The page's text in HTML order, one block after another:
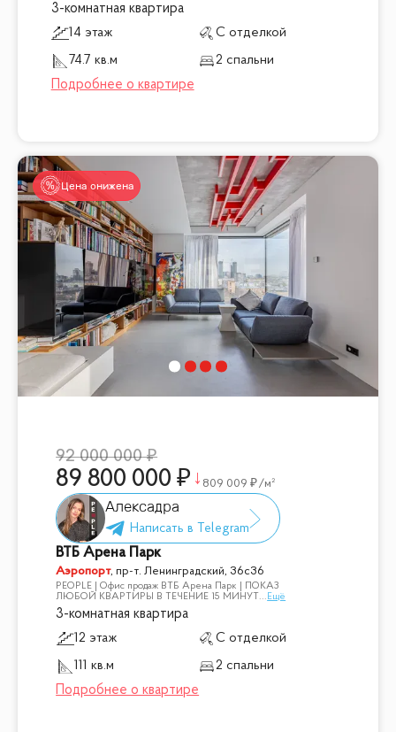
3-комнатная квартира
14 этаж
С отделкой
74.7 кв.м
2 спальни
Цена снижена
92 000 000
89 800 000 809 009 /м²
Алексадра
ВТБ Арена Парк
Аэропорт,пр-т. Ленинградский, 36с36
PEOPLE | Офис продаж ВТБ Арена Парк | ПОКАЗ
ЛЮБОЙ КВАРТИРЫ В ТЕЧЕНИЕ 15 МИНУТ ... Ещё
3-комнатная квартира
12 этаж
С отделкой
111 кв.м
2 спальни